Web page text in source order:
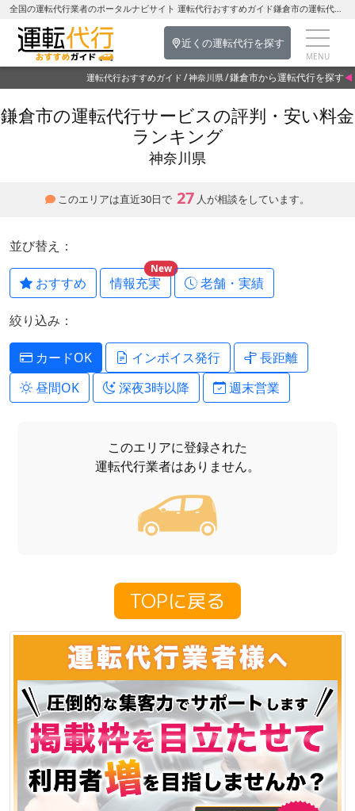
全国の運転代行業者のポータルナビサイト 運転代行おすすめガイド鎌倉市の運転代行を探す-神奈川県の運転代行
近くの運転代行を探す
運転代行おすすめガイド 神奈川県 鎌倉市から運転代行を探す
鎌倉市の運転代行サービスの評判・安い料金
ランキング
神奈川県
このエリアは直近30日で 27 人が相談をしています。
並び替え：
おすすめ 情報充実
New
老舗・実績
絞り込み：
カードOK インボイス発行
長距離
昼間OK
深夜3時以降 週末営業
このエリアに登録された
運転代行業者はありません。
TOPに戻る